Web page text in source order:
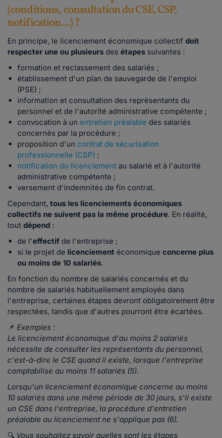
(conditions, consultation du CSE, CSP,
notification...) ?
En principe, le licenciement économique collectif doit
respecter une ou plusieurs des étapes suivantes :
formation et reclassement des salariés ;
établissement d'un plan de sauvegarde de l'emploi
(PSE) ;
information et consultation des représentants du
personnel et de l'autorité administrative compétente ;
convocation à un entretien préalable des salariés
concernés par la procédure ;
proposition d'un contrat de sécurisation
professionnelle (CSP) ;
notification du licenciement au salarié et à l'autorité
administrative compétente ;
versement d'indemnités de fin contrat.
Cependant, tous les licenciements économiques
collectifs ne suivent pas la même procédure. En réalité,
tout dépend :
de l'effectif de l'entreprise ;
si le projet de licenciement économique concerne plus
ou moins de 10 salariés.
En fonction du nombre de salariés concernés et du
nombre de salariés habituellement employés dans
l'entreprise, certaines étapes devront obligatoirement être
respectées, tandis que d'autres pourront être écartées.
📌 Exemples :
Le licenciement économique d'au moins 2 salariés
nécessite de consulter les représentants du personnel,
c'est-à-dire le CSE quand il existe, lorsque l'entreprise
comptabilise au moins 11 salariés (5).
Lorsqu'un licenciement économique concerne au moins
10 salariés dans une même période de 30 jours, s'il existe
un CSE dans l'entreprise, la procédure d'entretien
préalable au licenciement ne s'applique pas (6).
🔍 Vous souhaitez savoir quelles sont les étapes